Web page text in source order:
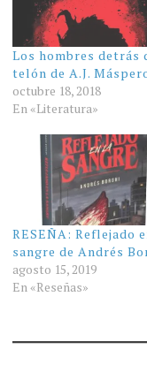
Los hombres detrás
telón de A.J.
octubre 18, 2018
En «Literatura»
RESEÑA: Reflejado
sangre de Andrés
agosto 15, 2019
En «Reseñas»